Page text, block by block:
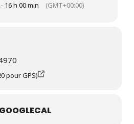
16 h 00 min (GMT+00:00)
pour GPS)
GOOGLECAL